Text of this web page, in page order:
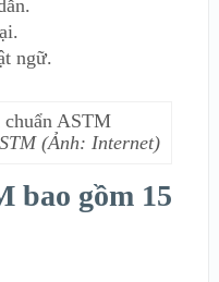
ngữ.
(Ảnh: Internet)
bao gồm 15